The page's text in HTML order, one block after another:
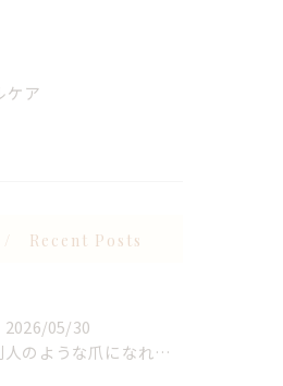
ケア
Recent Posts
2026/05/30
別人のような爪になれます✨